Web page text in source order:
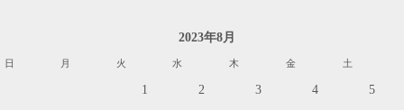
2023年8月
日 月 火 水 木 金 土
1 2 3 4 5